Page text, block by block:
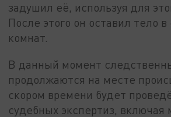
задушил её, используя для
После этого он оставил тело в
комнат.
В данный момент
продолжаются на месте
скором времени будет
судебных экспертиз,